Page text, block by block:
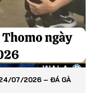
24/07/2026 – ĐÁ GÀ